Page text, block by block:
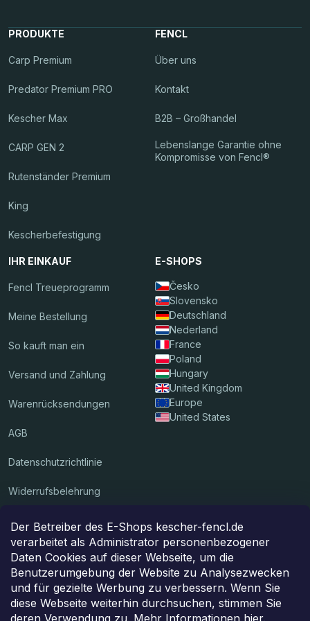
Der Betreiber des E-Shops kescher-fencl.de
verarbeitet als Administrator personenbezogener
Daten Cookies auf dieser Webseite, um die
Benutzerumgebung der Website zu Analysezwecken
und für gezielte Werbung zu verbessern. Wenn Sie
diese Webseite weiterhin durchsuchen, stimmen Sie
deren Verwendung zu. Mehr Informationen hier.
PRODUKTE
Carp Premium
Predator Premium PRO
Kescher Max
CARP GEN 2
Rutenständer Premium
King
Kescherbefestigung
FENCL
Über uns
Kontakt
B2B – Großhandel
Lebenslange Garantie ohne
Kompromisse von Fencl®
IHR EINKAUF
Fencl Treueprogramm
Meine Bestellung
So kauft man ein
Versand und Zahlung
Warenrücksendungen
AGB
Datenschutzrichtlinie
Widerrufsbelehrung
E-SHOPS
Česko
Slovensko
Deutschland
Nederland
France
Poland
Hungary
United Kingdom
Europe
United States
Wir akzeptieren Online-Zahlungen
Das Paket wird Ihnen zugestellt durch